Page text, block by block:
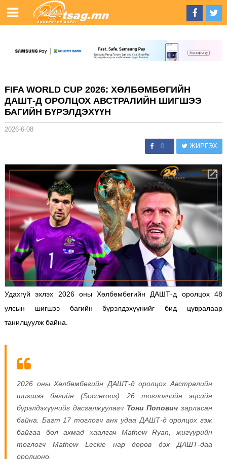
FIFA WORLD CUP 2026: ХӨЛБӨМБӨГИЙН
ДАШТ-Д ОРОЛЦОХ АВСТРАЛИЙН ШИГШЭЭ
БАГИЙН БҮРЭЛДЭХҮҮН
2026-6-08
0 ЖИРГЭХ
Удахгүй эхлэх 2026 оны Хөлбөмбөгийн ДАШТ-д оролцох 48
улсын шигшээ багийн бүрэлдэхүүнийг бид цувралаар
танилцуулж байна.
2026 оны Хөлбөмбөгийн ДАШТ-д оролцох Австралийн
шигшээ багийн (Socceroos) 26 тоглогчийн эцсийн
бүрэлдэхүүнийг дасгалжуулагч Тони Попович зарласан
байна. Багт 17 тоглогч анх удаа ДАШТ-д оролцох гэж
байгаа бол ахмад хаалгач Mathew Ryan, жигүүрийн
тоглогч Mathew Leckie нар дөрөв дэх ДАШТ-даа
оролцоно.